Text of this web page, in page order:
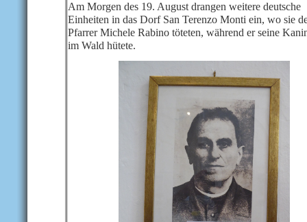
Am Morgen des 19. August drangen weitere deutsche
Einheiten in das Dorf San Terenzo Monti ein, wo sie
Pfarrer Michele Rabino töteten, während er seine
im Wald hütete.